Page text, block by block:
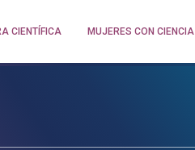
CIENTÍFICA MUJERES CON CIENCIA